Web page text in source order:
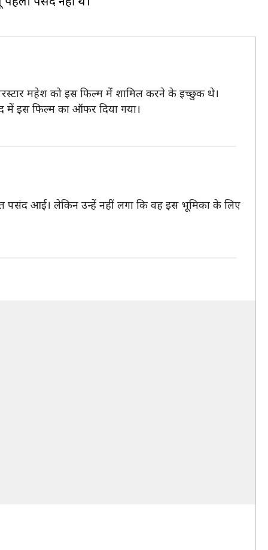
महेश को इस फिल्म में शामिल करने के इच्छुक थे।
में इस फिल्म का ऑफर दिया गया।
पसंद आई। लेकिन उन्हें नहीं लगा कि वह इस भूमिका के लिए